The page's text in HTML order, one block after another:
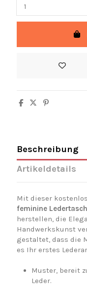
Beschreibung
Artikeldetails
Mit dieser
feminine
herstellen, die
Handwerkskunst
gestaltet, dass die
es Ihr erstes
Muster, bereit
Leder.